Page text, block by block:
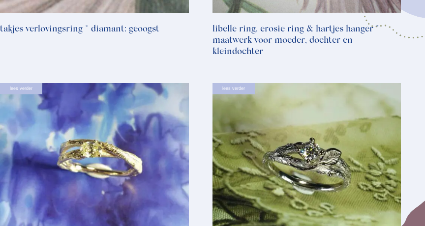
takjes verlovingsring * diamant: geoogst
libelle ring, erosie ring & hartjes hanger *
maatwerk voor moeder, dochter en
kleindochter
lees verder lees verder